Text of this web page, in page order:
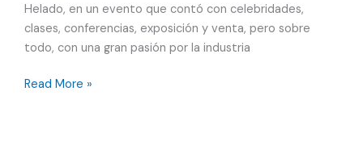
Helado, en un evento que contó con celebridades,
clases, conferencias, exposición y venta, pero sobre
todo, con una gran pasión por la industria
Mexipan
Read More »